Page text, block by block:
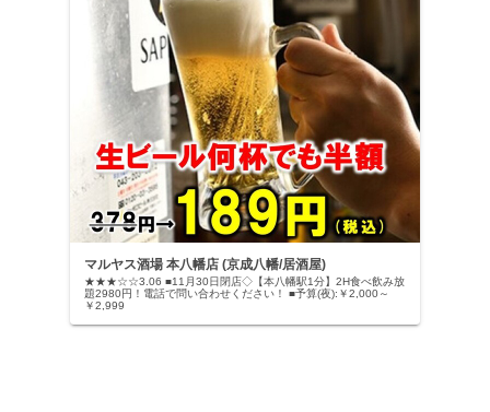
マルヤス酒場 本八幡店 (京成八幡/居酒屋)
★★★☆☆3.06 ■11月30日閉店◇【本八幡駅1分】2H食べ飲み放
題2980円！電話で問い合わせください！ ■予算(夜):￥2,000～
￥2,999